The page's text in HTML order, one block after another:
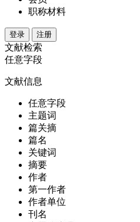
职称材料
登录 注册
文献检索
任意字段
文献信息
任意字段
主题词
篇关摘
篇名
关键词
摘要
作者
第一作者
作者单位
刊名